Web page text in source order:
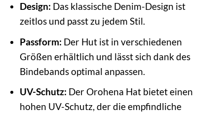
Design: Das klassische Denim-Design ist
zeitlos und passt zu jedem Stil.
Passform: Der Hut ist in verschiedenen
Größen erhältlich und lässt sich dank des
Bindebands optimal anpassen.
UV-Schutz: Der Orohena Hat bietet einen
hohen UV-Schutz, der die empfindliche